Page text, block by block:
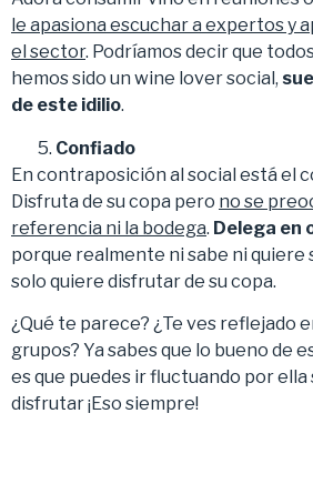
le apasiona escuchar a expertos y
el sector. Podríamos decir que
hemos sido un wine lover social,
de este idilio.
Confiado
En contraposición al social está el
Disfruta de su copa pero no se
referencia ni la bodega. Delega en
porque realmente ni sabe ni quiere
solo quiere disfrutar de su copa.
¿Qué te parece? ¿Te ves reflejado
grupos? Ya sabes que lo bueno de
es que puedes ir fluctuando por
disfrutar ¡Eso siempre!